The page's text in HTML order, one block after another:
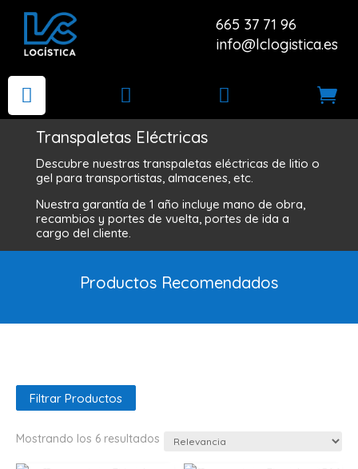
665 37 71 96
info@lclogistica.es
   
Transpaletas Eléctricas
Descubre nuestras transpaletas eléctricas de litio o
gel para transportistas, almacenes, etc.
Nuestra garantía de 1 año incluye mano de obra,
recambios y portes de vuelta, portes de ida a
cargo del cliente.
Productos Recomendados
Filtrar Productos
Mostrando los 6 resultados